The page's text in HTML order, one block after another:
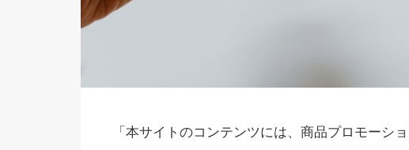
「本サイトのコンテンツには、商品プロモーシ